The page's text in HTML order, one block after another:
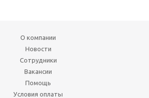
О компании
Новости
Сотрудники
Вакансии
Помощь
Условия оплаты